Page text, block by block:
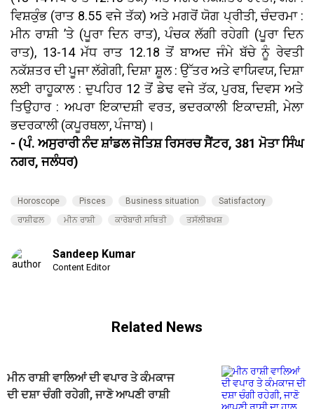
ਵਿਸ਼ਕੁੰਭ (ਰਾਤ 8.55 ਵਜੇ ਤੱਕ) ਅਤੇ ਮਗਰੋਂ ਯੋਗ ਪ੍ਰੀਤੀ, ਚੰਦਰਮਾ :
ਮੀਨ ਰਾਸ਼ੀ ’ਤੇ (ਪੂਰਾ ਦਿਨ ਰਾਤ), ਪੰਚਕ ਲੱਗੀ ਰਹੇਗੀ (ਪੂਰਾ ਦਿਨ
ਰਾਤ), 13-14 ਮੱਧ ਰਾਤ 12.18 ਤੋਂ ਬਾਅਦ ਜੰਮੇ ਬੱਚੇ ਨੂੰ ਰੇਵਤੀ
ਨਕੱਸ਼ਤਰ ਦੀ ਪੂਜਾ ਲੱਗੇਗੀ, ਦਿਸ਼ਾ ਸ਼ੂਲ : ਉੱਤਰ ਅਤੇ ਵਾਯਿਵਯ, ਦਿਸ਼ਾ
ਲਈ ਰਾਹੂਕਾਲ : ਦੁਪਹਿਰ 12 ਤੋਂ ਡੇਢ ਵਜੇ ਤੱਕ, ਪੁਰਬ, ਦਿਵਸ ਅਤੇ
ਤਿਉਹਾਰ : ਅਪਰਾ ਇਕਾਦਸ਼ੀ ਵਰਤ, ਭਦਰਕਾਲੀ ਇਕਾਦਸ਼ੀ, ਮੇਲਾ
ਭਦਰਕਾਲੀ (ਕਪੂਰਥਲਾ, ਪੰਜਾਬ)।
- (ਪੰ. ਅਸੁਰਾਰੀ ਨੰਦ ਸ਼ਾਂਡਲ ਜੋਤਿਸ਼ ਰਿਸਰਚ ਸੈਂਟਰ, 381 ਮੋਤਾ ਸਿੰਘ
ਨਗਰ, ਜਲੰਧਰ)
Horoscope Pisces Business situation
Satisfactory
ਰਾਸ਼ੀਫਲ
ਮੀਨ ਰਾਸ਼ੀ ਕਾਰੋਬਾਰੀ ਸਥਿਤੀ ਤਸੱਲੀਬਖਸ਼
Sandeep Kumar
Content Editor
Related News
ਮੀਨ ਰਾਸ਼ੀ ਵਾਲਿਆਂ ਦੀ ਵਪਾਰ ਤੇ ਕੰਮਕਾਜ
ਦੀ ਦਸ਼ਾ ਚੰਗੀ ਰਹੇਗੀ, ਜਾਣੋ ਆਪਣੀ ਰਾਸ਼ੀ